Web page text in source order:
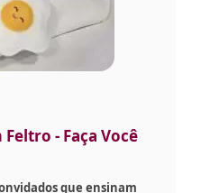
- Faça Você
que ensinam